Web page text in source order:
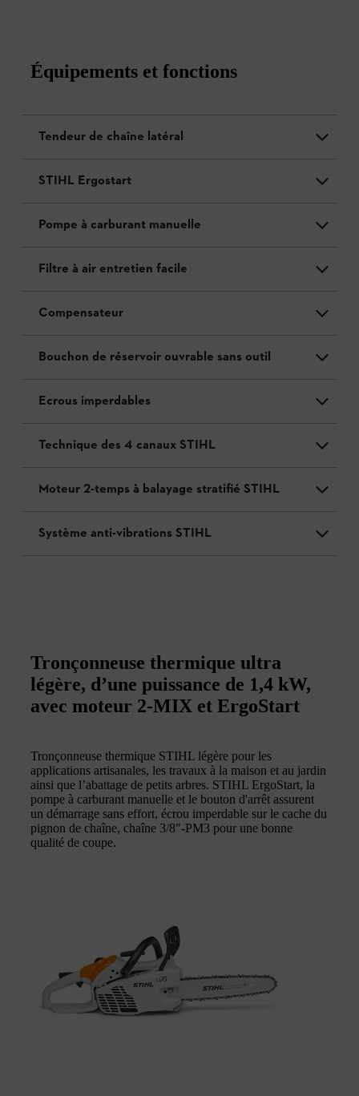
Équipements et fonctions
Tendeur de chaîne latéral
STIHL Ergostart
Pompe à carburant manuelle
Filtre à air entretien facile
Compensateur
Bouchon de réservoir ouvrable sans outil
Ecrous imperdables
Technique des 4 canaux STIHL
Moteur 2-temps à balayage stratifié STIHL
Système anti-vibrations STIHL
Tronçonneuse thermique ultra
légère, d’une puissance de 1,4 kW,
avec moteur 2-MIX et ErgoStart
Tronçonneuse thermique STIHL légère pour les
applications artisanales, les travaux à la maison et au jardin
ainsi que l’abattage de petits arbres. STIHL ErgoStart, la
pompe à carburant manuelle et le bouton d'arrêt assurent
un démarrage sans effort, écrou imperdable sur le cache du
pignon de chaîne, chaîne 3/8"-PM3 pour une bonne
qualité de coupe.